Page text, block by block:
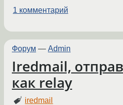
1 комментарий
Форум — Admin
Iredmail,
как relay
iredmail